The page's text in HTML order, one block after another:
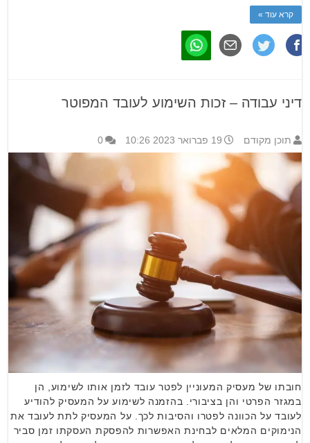
קרא עוד »
דיני עבודה – זכות השימוע לעובד המפוטר
תוכן מקודם 19 פברואר 2023 10:26 0
חובתו של מעסיק המעוניין לפטר עובד לזמן אותו לשימוע, הן
במגזר הפרטי והן בציבורי. בהזמנה לשימוע על המעסיק להודיע
לעובד על הכוונה לפטרו והסיבות לכך. על המעסיק לתת לעובד את
הנימוקים המלאים לבחינת האפשרות להפסקת העסקתו זמן סביר